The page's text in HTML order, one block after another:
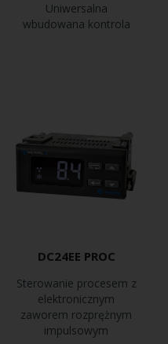
Uniwersalna
wbudowana kontrola
DC24EE PROC
Sterowanie procesem z
elektronicznym
zaworem rozprężnym
impulsowym